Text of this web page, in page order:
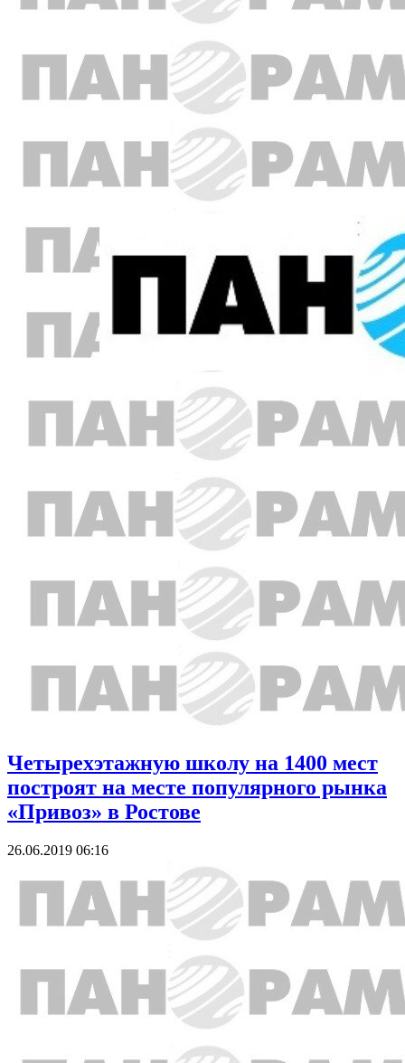
Четырехэтажную школу на 1400 мест
построят на месте популярного рынка
«Привоз» в Ростове
26.06.2019 06:16